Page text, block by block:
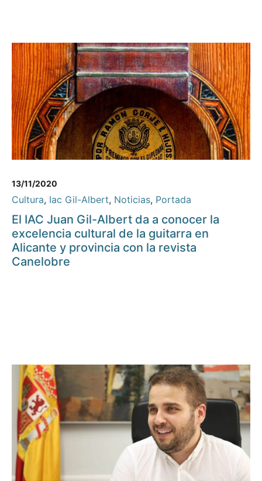
13/11/2020
Cultura, Iac Gil-Albert, Noticias, Portada
El IAC Juan Gil-Albert da a conocer la
excelencia cultural de la guitarra en
Alicante y provincia con la revista
Canelobre